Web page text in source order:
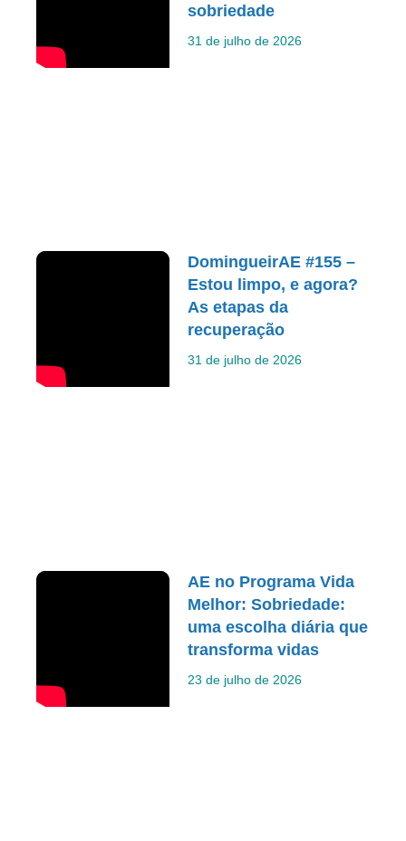
sobriedade
31 de julho de 2026
DomingueirAE #155 –
Estou limpo, e agora?
As etapas da
recuperação
31 de julho de 2026
AE no Programa Vida
Melhor: Sobriedade:
uma escolha diária que
transforma vidas
23 de julho de 2026